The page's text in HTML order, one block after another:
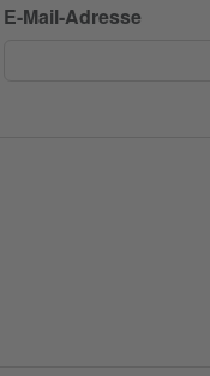
E-Mail-Adresse